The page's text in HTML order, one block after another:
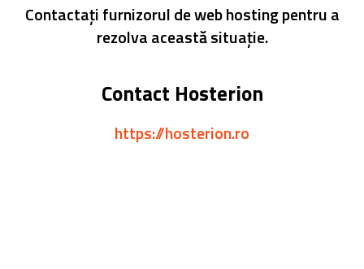
Contactați furnizorul de web hosting pentru a
rezolva această situație.
Contact Hosterion
https://hosterion.ro